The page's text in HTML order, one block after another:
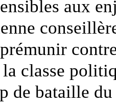
aux
classe
de bataille